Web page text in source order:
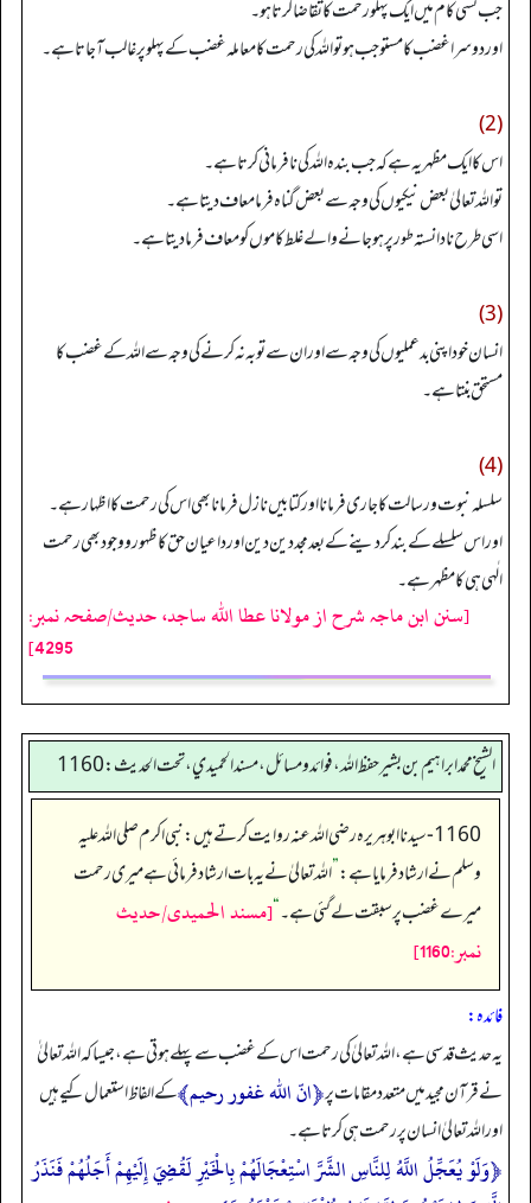
جب کسی کام میں ایک پہلو رحمت کا تقاضا کرتا ہو۔
اور دوسرا غضب کا مستوجب ہو تو اللہ کی رحمت کا معاملہ غضب کے پہلو پر غالب آجاتا ہے۔
(2)
اس کاایک مظہر یہ ہے کہ جب بندہ اللہ کی نافرمانی کرتا ہے۔
تو اللہ تعالیٰ بعض نیکیوں کی وجہ سے بعض گناہ فرما معاف دیتا ہے۔
اسی طرح نادانستہ طور پر ہوجانے والے غلط کاموں کو معاف فرمادیتا ہے۔
(3)
انسان خود اپنی بدعملیوں کی وجہ سے اور ان سے توبہ نہ کرنےکی وجہ سے اللہ کےغضب کا
مستحق بنتا ہے۔
(4)
سلسلہ نبوت ورسالت کا جاری فرمانا اور کتابیں نازل فرمانا بھی اس کی رحمت کا اظہار ہے۔
اوراس سلسلے کے بند کردینے کے بعد مجددین دین اورداعیان حق کا ظہور و وجود بھی رحمت
الٰہی ہی کا مظہر ہے۔
[سنن ابن ماجہ شرح از مولانا عطا الله ساجد، حدیث/صفحہ نمبر:
4295]
الشيخ محمد ابراهيم بن بشير حفظ الله، فوائد و مسائل، مسند الحميدي، تحت الحديث:1160
1160- سیدنا ابوہریرہ رضی اللہ عنہ روایت کرتے ہیں: نبی اکرم صلی اللہ علیہ
وسلم نے ارشاد فرمایا ہے:”اللہ تعالیٰ نے یہ بات ارشاد فرمائی ہے میری رحمت
میرے غضب پر سبقت لے گئی ہے۔‏‏‏‏“[مسند الحمیدی/حدیث
نمبر:1160]
فائدہ:
یہ حدیث قدسی ہے، اللہ تعالیٰ کی رحمت اس کے غضب سے پہلے ہوتی ہے، جیسا کہ اللہ تعالیٰ ٰ
نے قرآن مجید میں متعدد مقامات پر﴿انّ الله غفور رحیم﴾کے الفاظ استعمال کیے ہیں
اور اللہ تعالیٰ انسان پر رحمت ہی کرتا ہے۔
﴿وَلَوْ يُعَجِّلُ اللَّهُ لِلنَّاسِ الشَّرَّ اسْتِعْجَالَهُمْ بِالْخَيْرِ لَقُضِيَ إِلَيْهِمْ أَجَلُهُمْ فَنَذَرُ